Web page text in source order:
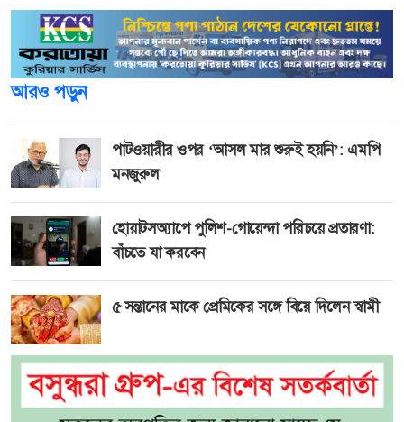
আরও পড়ুন
পাটওয়ারীর ওপর ‘আসল মার শুরুই হয়নি’: এমপি
মনজুরুল
হোয়াটসঅ্যাপে পুলিশ-গোয়েন্দা পরিচয়ে প্রতারণা:
বাঁচতে যা করবেন
৫ সন্তানের মাকে প্রেমিকের সঙ্গে বিয়ে দিলেন স্বামী